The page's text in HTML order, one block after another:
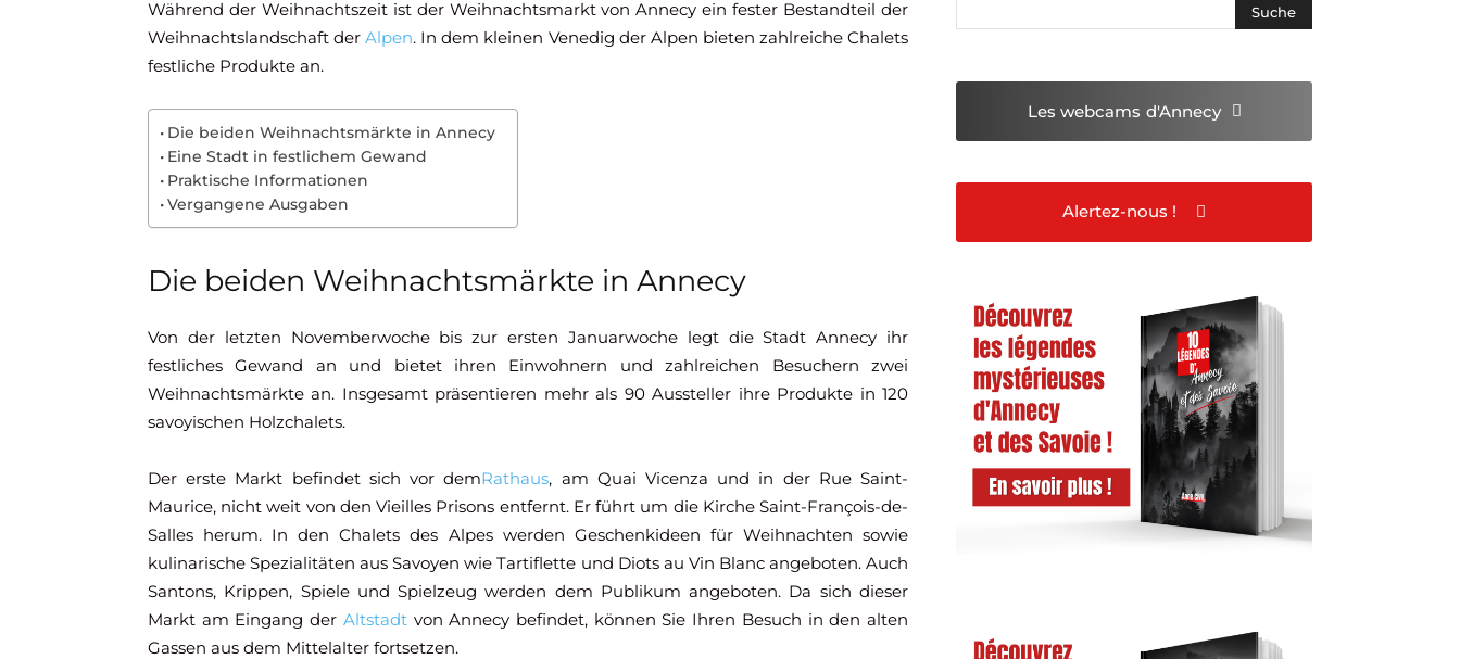
Während der Weihnachtszeit ist der Weihnachtsmarkt von Annecy ein fester Bestandteil der
Weihnachtslandschaft derAlpen. In dem kleinen Venedig der Alpen bieten zahlreiche Chalets
festliche Produkte an.
Die beiden Weihnachtsmärkte in Annecy
Eine Stadt in festlichem Gewand
Praktische Informationen
Vergangene Ausgaben
Die beiden Weihnachtsmärkte in Annecy
Von der letzten Novemberwoche bis zur ersten Januarwoche legt die Stadt Annecy ihr
festliches Gewand an und bietet ihren Einwohnern und zahlreichen Besuchern zwei
Weihnachtsmärkte an. Insgesamt präsentieren mehr als 90 Aussteller ihre Produkte in 120
savoyischen Holzchalets.
Der erste Markt befindet sich vor demRathaus, am Quai Vicenza und in der Rue Saint-
Maurice, nicht weit von den Vieilles Prisons entfernt. Er führt um die Kirche Saint-François-de-
Salles herum. In den Chalets des Alpes werden Geschenkideen für Weihnachten sowie
kulinarische Spezialitäten aus Savoyen wie Tartiflette und Diots au Vin Blanc angeboten. Auch
Santons, Krippen, Spiele und Spielzeug werden dem Publikum angeboten. Da sich dieser
Markt am Eingang der Altstadtvon Annecy befindet, können Sie Ihren Besuch in den alten
Gassen aus dem Mittelalter fortsetzen.
Les webcams d'Annecy
Alertez-nous !